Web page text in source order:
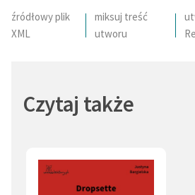
twórczości brawurowego humoru i
źródłowy plik
XML
miksuj treść
utworu
Czytaj także